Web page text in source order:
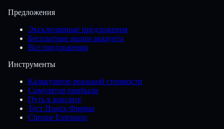
Предложения
Эксклюзивные предложения
Бесплатные акции аккаунта
Все предложения
Инструменты
Калькулятор реальной стоимости
Симулятор прибыли
Путь к выплате
Тест Поиск Фирмы
Chrome Extension